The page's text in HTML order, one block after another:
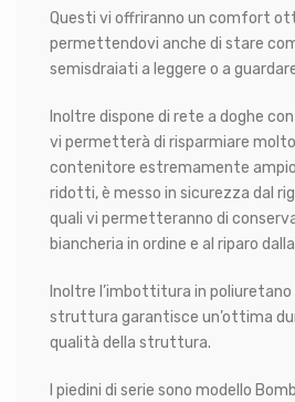
Questi vi offriranno un comfort
permettendovi anche di stare
semisdraiati a leggere o a
Inoltre dispone di rete a doghe
vi permetterà di risparmiare
contenitore estremamente
ridotti, è messo in sicurezza dal
quali vi permetteranno di
biancheria in ordine e al riparo
Inoltre l’imbottitura in poliuretano
struttura garantisce un’ottima
qualità della struttura.
I piedini di serie sono modello